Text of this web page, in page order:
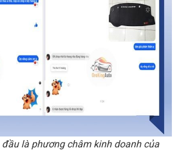
là phương châm kinh doanh của